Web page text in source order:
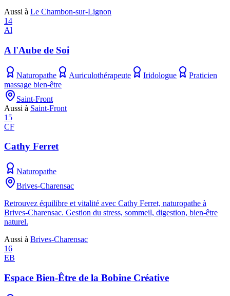
Aussi à Le Chambon-sur-Lignon
14
Al
A l'Aube de Soi
Naturopathe Auriculothérapeute Iridologue
Praticien
massage bien-être
Saint-Front
Aussi à Saint-Front
15
CF
Cathy Ferret
Naturopathe
Brives-Charensac
Retrouvez équilibre et vitalité avec Cathy Ferret, naturopathe à
Brives-Charensac. Gestion du stress, sommeil, digestion, bien-être
naturel.
Aussi à Brives-Charensac
16
EB
Espace Bien-Être de la Bobine Créative